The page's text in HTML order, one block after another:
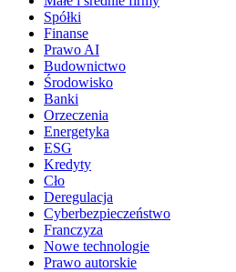
Spółki
Finanse
Prawo AI
Budownictwo
Środowisko
Banki
Orzeczenia
Energetyka
ESG
Kredyty
Cło
Deregulacja
Cyberbezpieczeństwo
Franczyza
Nowe technologie
Prawo autorskie